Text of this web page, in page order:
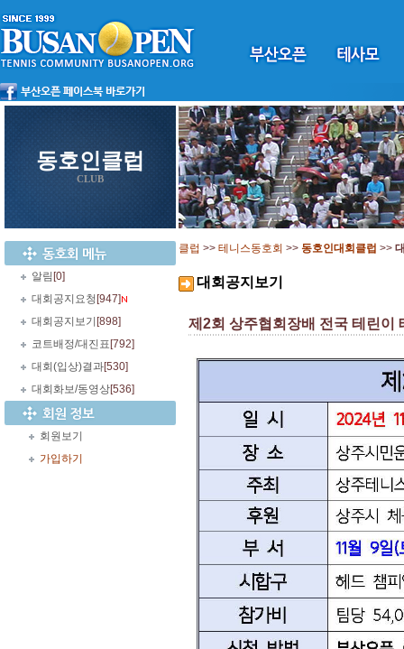
동호인클럽
CLUB
알림 [0]
대회공지요청 [947]
대회공지보기 [898]
코트배정/대진표 [792]
대회(입상)결과[530]
대회화보/동영상[536]
회원보기
가입하기
클럽 >> 테니스동호회 >> 동호인대회클럽 >>
대회공지보기
제2회 상주협회장배 전국 테린이